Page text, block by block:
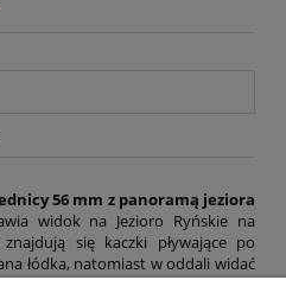
56 mm z panoramą jeziora
widok na Jezioro Ryńskie na
się kaczki pływające po
łódka, natomiast w oddali widać
Magnes może być pięknym